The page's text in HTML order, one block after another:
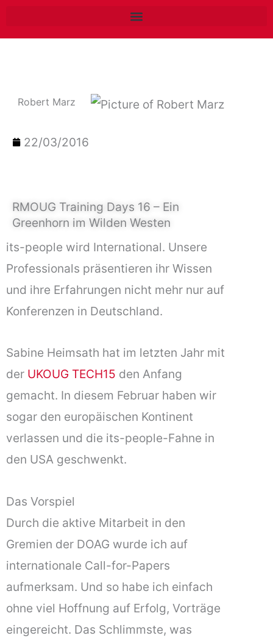
Robert Marz
22/03/2016
RMOUG Training Days 16 – Ein
Greenhorn im Wilden Westen
its-people wird International. Unsere
Professionals präsentieren ihr Wissen
und ihre Erfahrungen nicht mehr nur auf
Konferenzen in Deutschland.
Sabine Heimsath hat im letzten Jahr mit
der UKOUG TECH15 den Anfang
gemacht. In diesem Februar haben wir
sogar den europäischen Kontinent
verlassen und die its-people-Fahne in
den USA geschwenkt.
Das Vorspiel
Durch die aktive Mitarbeit in den
Gremien der DOAG wurde ich auf
internationale Call-for-Papers
aufmerksam. Und so habe ich einfach
ohne viel Hoffnung auf Erfolg, Vorträge
eingereicht. Das Schlimmste, was